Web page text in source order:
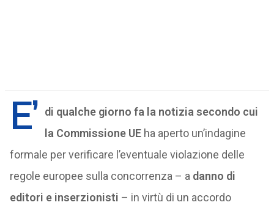
E’ di qualche giorno fa la notizia secondo cui
la Commissione UEha aperto un’indagine
formale per verificare l’eventuale violazione delle
regole europee sulla concorrenza – a danno di
editori e inserzionisti – in virtù di un accordo